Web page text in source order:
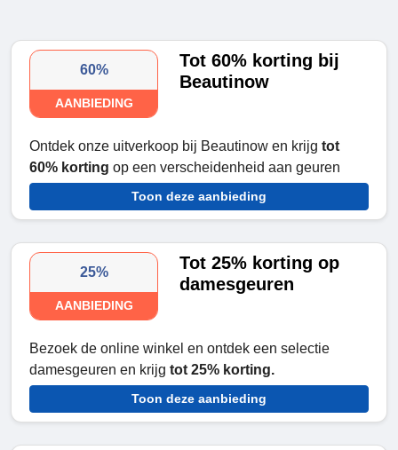
60%
AANBIEDING
Tot 60% korting bij
Beautinow
Ontdek onze uitverkoop bij Beautinow en krijg tot
60% korting op een verscheidenheid aan geuren
Toon deze aanbieding
25%
AANBIEDING
Tot 25% korting op
damesgeuren
Bezoek de online winkel en ontdek een selectie
damesgeuren en krijg tot 25% korting.
Toon deze aanbieding